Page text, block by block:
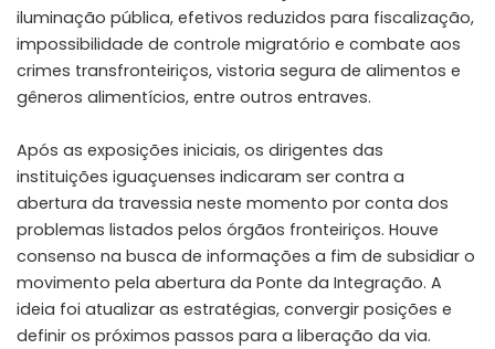
iluminação pública, efetivos reduzidos para fiscalização,
impossibilidade de controle migratório e combate aos
crimes transfronteiriços, vistoria segura de alimentos e
gêneros alimentícios, entre outros entraves.
Após as exposições iniciais, os dirigentes das
instituições iguaçuenses indicaram ser contra a
abertura da travessia neste momento por conta dos
problemas listados pelos órgãos fronteiriços. Houve
consenso na busca de informações a fim de subsidiar o
movimento pela abertura da Ponte da Integração. A
ideia foi atualizar as estratégias, convergir posições e
definir os próximos passos para a liberação da via.